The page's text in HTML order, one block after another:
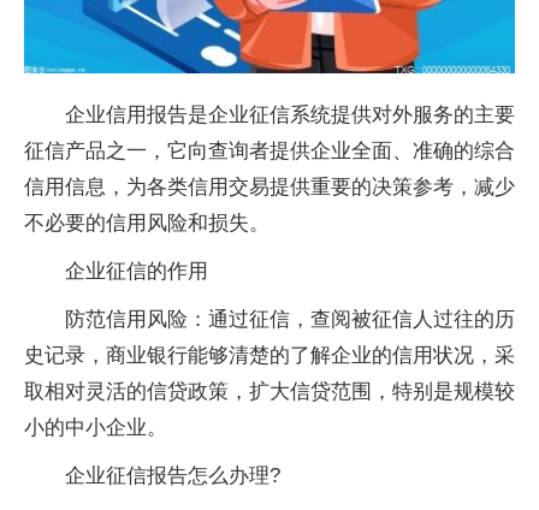
企业信用报告是企业征信系统提供对外服务的主要
征信产品之一，它向查询者提供企业全面、准确的综合
信用信息，为各类信用交易提供重要的决策参考，减少
不必要的信用风险和损失。
企业征信的作用
防范信用风险：通过征信，查阅被征信人过往的历
史记录，商业银行能够清楚的了解企业的信用状况，采
取相对灵活的信贷政策，扩大信贷范围，特别是规模较
小的中小企业。
企业征信报告怎么办理?